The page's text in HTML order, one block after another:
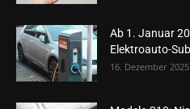
Ab 1. Januar
Elektroauto-
16. Dezember 2025